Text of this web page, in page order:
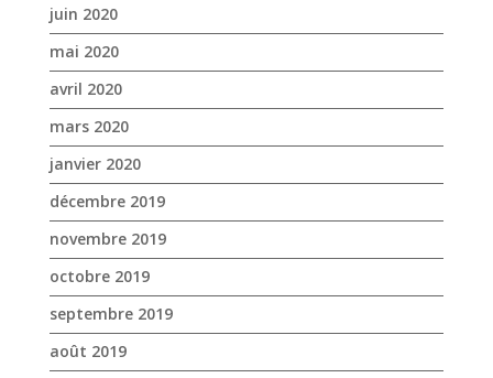
décembre 2019
novembre 2019
octobre 2019
septembre 2019
août 2019
juillet 2019
juin 2019
mai 2019
avril 2019
mars 2019